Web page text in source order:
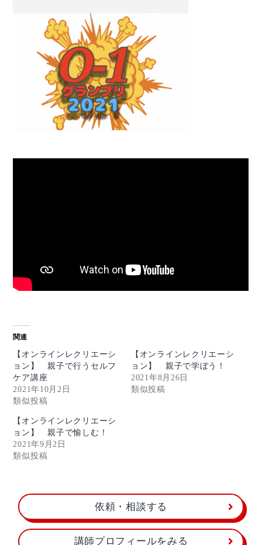
関連
【オンラインレクリエーシ
ョン】 親子で行うセルフ
ケア講座
2021年10月2日
類似投稿
【オンラインレクリエーシ
ョン】 親子で学ぼう！
2021年8月26日
類似投稿
【オンラインレクリエーシ
ョン】 親子で愉しむ！
2021年9月2日
類似投稿
依頼・相談する
講師プロフィールをみる